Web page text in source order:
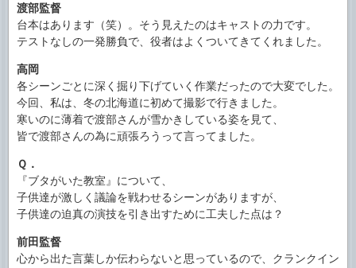
渡部監督
台本はあります（笑）。そう見えたのはキャストの力です。
テストなしの一発勝負で、役者はよくついてきてくれました。
高岡
各シーンごとに深く掘り下げていく作業だったので大変でした。
今回、私は、冬の北海道に初めて撮影で行きました。
寒いのに薄着で渡部さんが雪かきしている姿を見て、
皆で渡部さんの為に頑張ろうって言ってました。
Ｑ．
『ブタがいた教室』について、
子供達が激しく議論を戦わせるシーンがありますが、
子供達の迫真の演技を引き出すために工夫した点は？
前田監督
心から出た言葉しか伝わらないと思っているので、クランクイン